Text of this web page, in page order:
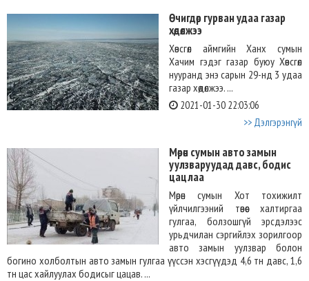
Өчигдөр гурван удаа газар
хөдөлжээ
Хөвсгөл аймгийн Ханх сумын
Хачим гэдэг газар буюу Хөвсгөл
нууранд энэ сарын 29-нд 3 удаа
газар хөдөлжээ. ...
2021-01-30 22:03:06
>> Дэлгэрэнгүй
Мөрөн сумын авто замын
уулзваруудад давс, бодис
цацлаа
Мөрөн сумын Хот тохижилт
үйлчилгээний төвөөс халтиргаа
гулгаа, болзошгүй эрсдэлээс
урьдчилан сэргийлэх зорилгоор
авто замын уулзвар болон
богино холболтын авто замын гулгаа үүссэн хэсгүүдэд 4,6 тн давс, 1,6
тн цас хайлуулах бодисыг цацав. ...